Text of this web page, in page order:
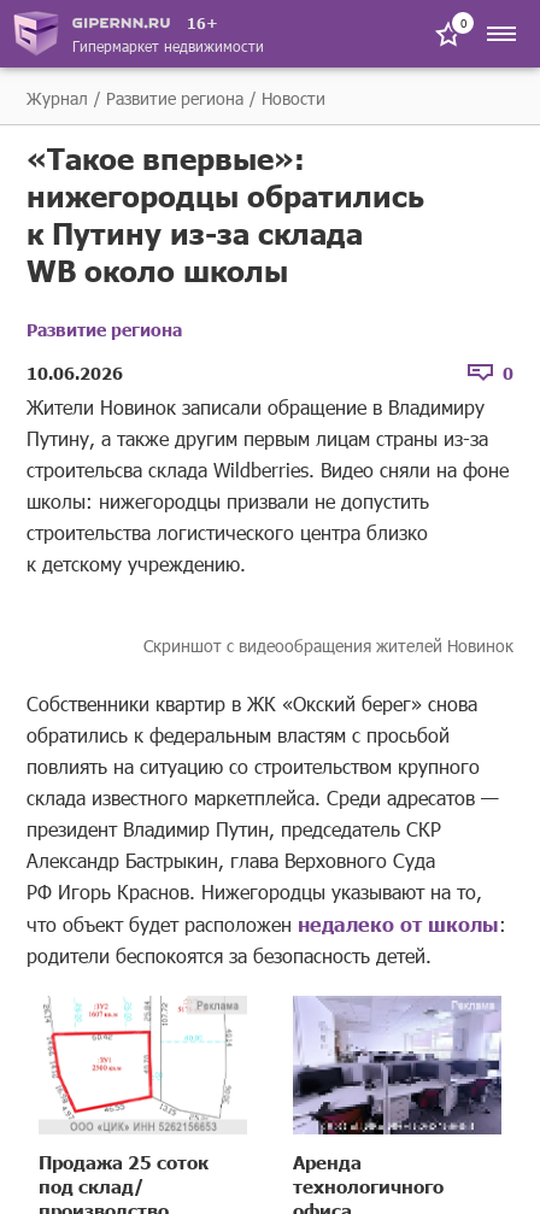
16+
Гипермаркет недвижимости
0
Журнал Развитие региона Новости
«Такое впервые»:
нижегородцы обратились
к Путину из-за склада
WB около школы
Развитие региона
10.06.2026
0
Жители Новинок записали обращение в Владимиру
Путину, а также другим первым лицам страны из-за
строительсва склада Wildberries. Видео сняли на фоне
школы: нижегородцы призвали не допустить
строительства логистического центра близко
к детскому учреждению.
Скриншот с видеообращения жителей Новинок
Собственники квартир в ЖК «Окский берег» снова
обратились к федеральным властям с просьбой
повлиять на ситуацию со строительством крупного
склада известного маркетплейса. Среди адресатов —
президент Владимир Путин, председатель СКР
Александр Бастрыкин, глава Верховного Суда
РФ Игорь Краснов. Нижегородцы указывают на то,
что объект будет расположен недалеко от школы:
родители беспокоятся за безопасность детей.
Продажа 25 соток
под склад/
Аренда
технологичного